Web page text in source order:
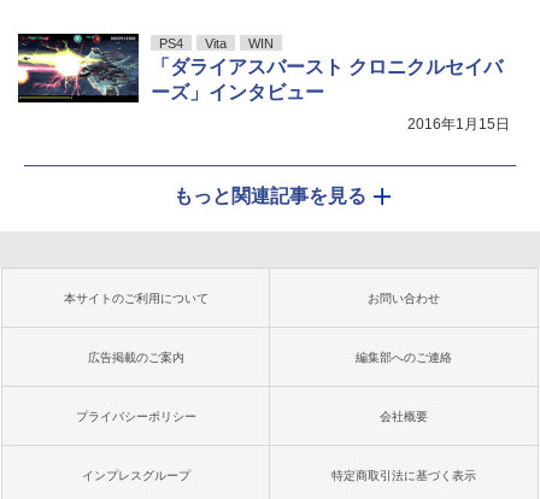
PS4 Vita WIN
「ダライアスバースト クロニクルセイバ
ーズ」インタビュー
2016年1月15日
もっと関連記事を見る
本サイトのご利用について お問い合わせ
広告掲載のご案内 編集部へのご連絡
プライバシーポリシー 会社概要
インプレスグループ 特定商取引法に基づく表示